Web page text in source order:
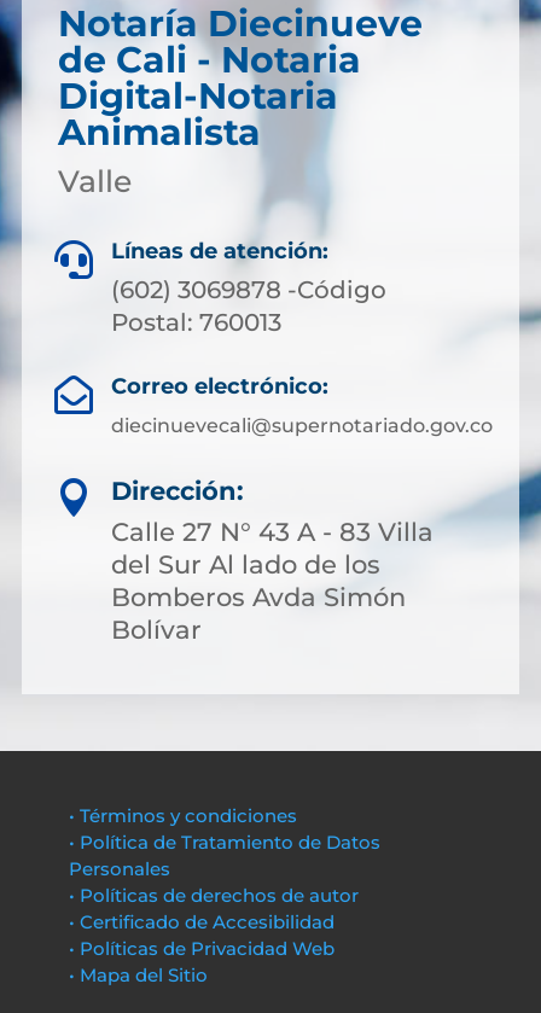
Notaría Diecinueve
de Cali - Notaria
Digital-Notaria
Animalista
Valle
 Líneas de atención:
(602) 3069878 -Código
Postal: 760013
 Correo electrónico:
diecinuevecali@supernotariado.gov.co

Dirección:
Calle 27 N° 43 A - 83 Villa
del Sur Al lado de los
Bomberos Avda Simón
Bolívar
• Términos y condiciones
• Política de Tratamiento de Datos
Personales
• Políticas de derechos de autor
• Certificado de Accesibilidad
• Políticas de Privacidad Web
• Mapa del Sitio